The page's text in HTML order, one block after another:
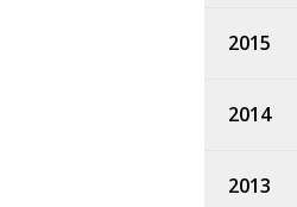
2015
2014
2013